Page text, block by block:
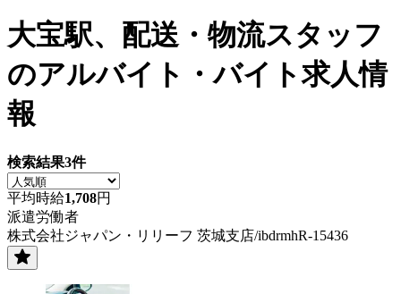
大宝駅、配送・物流スタッフ
のアルバイト・バイト求人情
報
検索結果3件
平均時給1,708円
派遣労働者
株式会社ジャパン・リリーフ 茨城支店/ibdrmhR-15436